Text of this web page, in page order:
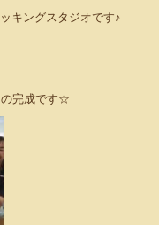
キングスタジオです♪
の完成です☆